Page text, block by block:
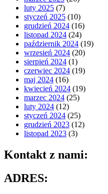
luty 2025 (7)
styczeń 2025 (10)
grudzień 2024 (16)
listopad 2024 (24)
październik 2024 (19)
wrzesień 2024 (20)
sierpień 2024 (1)
czerwiec 2024 (19)
maj 2024 (16)
kwiecień 2024 (19)
marzec 2024 (25)
luty 2024 (12)
styczeń 2024 (25)
grudzień 2023 (12)
listopad 2023 (3)
Kontakt z nami:
ADRES: